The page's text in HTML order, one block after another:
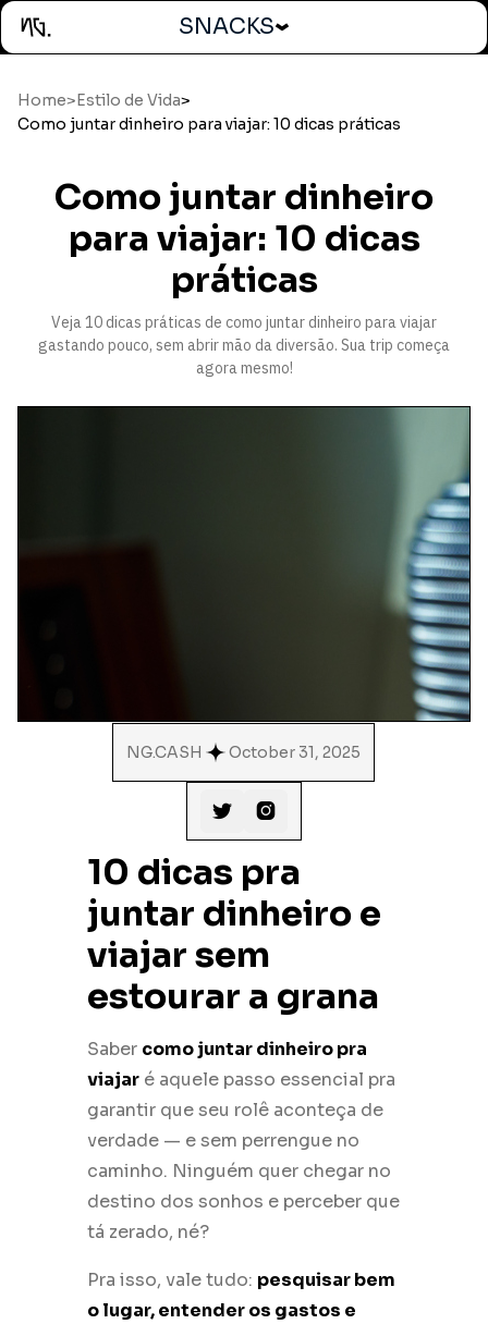
SNACKS
Home> Estilo de Vida>
Como juntar dinheiro para viajar: 10 dicas práticas
Como juntar dinheiro
para viajar: 10 dicas
práticas
Veja 10 dicas práticas de como juntar dinheiro para viajar
gastando pouco, sem abrir mão da diversão. Sua trip começa
agora mesmo!
NG.CASH October 31, 2025
 
10 dicas pra
juntar dinheiro e
viajar sem
estourar a grana
Saber como juntar dinheiro pra
viajar é aquele passo essencial pra
garantir que seu rolê aconteça de
verdade — e sem perrengue no
caminho. Ninguém quer chegar no
destino dos sonhos e perceber que
tá zerado, né?
Pra isso, vale tudo: pesquisar bem
o lugar, entender os gastos e